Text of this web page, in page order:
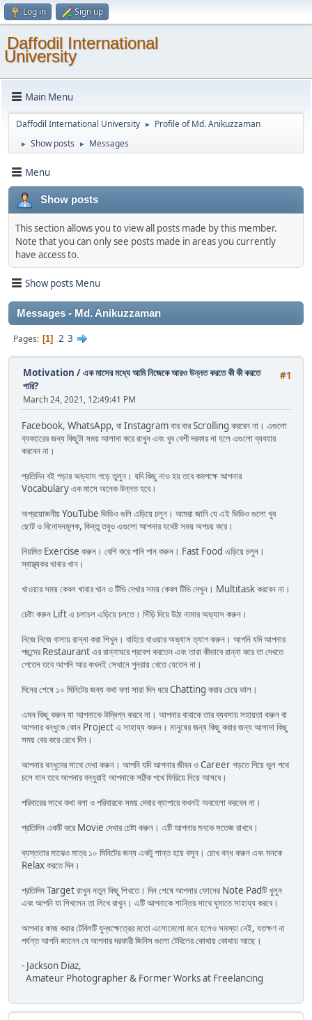
Log in Sign up
Daffodil International
University
Main Menu
Daffodil International University ► Profile of Md. Anikuzzaman
► Show posts ► Messages
Menu
Show posts
This section allows you to view all posts made by this member.
Note that you can only see posts made in areas you currently
have access to.
Show posts Menu
Messages - Md. Anikuzzaman
Pages 1 2 3
#1
Motivation /এক মাসের মধ্যে আমি নিজেকে আরও উন্নত করতে কী কী করতে
পারি?
March 24, 2021, 12:49:41 PM
Facebook, WhatsApp, বা Instagram বার বার Scrolling করবেন না। এগুলো
ব্যবহারের জন্য কিছুটা সময় আলাদা করে রাখুন এবং খুব বেশী দরকার না হলে এগুলো ব্যবহার
করবেন না।
প্রতিদিন বই পড়ার অভ্যাস গড়ে তুলুন। যদি কিছু নাও হয় তবে কমপক্ষে আপনার
Vocabulary এক মাসে অনেক উন্নত হবে।
অপ্রয়োজনীয় YouTube ভিডিও গুলি এড়িয়ে চলুন। আমরা জানি যে এই ভিডিও গুলো খুব
ছোট ও বিনোদনমূলক, কিন্তু তবুও এগুলো আপনার যথেষ্ট সময় অপচয় করে।
নিয়মিত Exercise করুন। বেশি করে পানি পান করুন। Fast Food এড়িয়ে চলুন।
স্বাস্থ্যকর খাবার খান।
খাওয়ার সময় কেবল খাবার খান ও টিভি দেখার সময় কেবল টিভি দেখুন। Multitask করবেন না।
চেষ্টা করুন Lift এ চলাচল এড়িয়ে চলতে। সিঁড়ি দিয়ে উঠা নামার অভ্যাস করুন।
নিজে নিজে বাসায় রান্না করা শিখুন। বাহিরে খাওয়ার অভ্যাস ত্যাগ করুন। আপনি যদি আপনার
পছন্দের Restaurant এর রান্নাঘরে প্রবেশ করতেন এবং তারা কীভাবে রান্না করে তা দেখতে
পেতেন তবে আপনি আর কখনই সেখানে পুনরায় খেতে যেতেন না।
দিনের শেষে ১০ মিনিটের জন্য কথা বলা সারা দিন ধরে Chatting করার চেয়ে ভাল।
এমন কিছু করুন যা আপনাকে উদ্বিগ্ন করবে না। আপনার বাবাকে তার ব্যবসায় সহায়তা করুন বা
আপনার বন্ধুকে কোন Project এ সাহায্য করুন। মানুষের জন্য কিছু করার জন্য আলাদা কিছু
সময় বের করে রেখে দিন।
আপনার বন্ধুদের সাথে দেখা করুন। আপনি যদি আপনার জীবন ও Career গড়তে গিয়ে ভুল পথে
চলে যান তবে আপনার বন্ধুরাই আপনাকে সঠিক পথে ফিরিয়ে নিয়ে আসবে।
পরিবারের সাথে কথা বলা ও পরিবারকে সময় দেবার ব্যাপারে কখনই অবহেলা করবেন না।
প্রতিদিন একটি করে Movie দেখার চেষ্টা করুন। এটি আপনার মনকে সতেজ রাখবে।
ব্যস্ততার মাঝেও মাত্র ১০ মিনিটের জন্য একটু শান্ত হয়ে বসুন। চোখ বন্ধ করুন এবং মনকে
Relax করতে দিন।
প্রতিদিন Target রাখুন নতুন কিছু শিখতে। দিন শেষে আপনার ফোনের Note Padটি খুলুন
এবং আপনি যা শিখলেন তা লিখে রাখুন। এটি আপনাকে শান্তির সাথে ঘুমাতে সাহায্য করবে।
আপনার কাজ করার টেবিলটি যুদ্ধক্ষেত্রের মতো এলোমেলো মনে হলেও সমস্যা নেই, যতক্ষণ না
পর্যন্ত আপনি জানেন যে আপনার দরকারী জিনিস গুলো টেবিলের কোথায় কোথায় আছে।
- Jackson Diaz,
Amateur Photographer & Former Works at Freelancing